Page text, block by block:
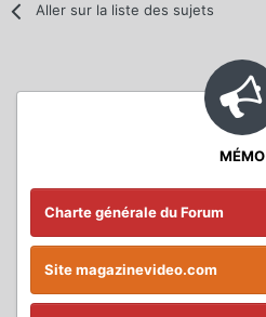
Aller sur la liste des sujets
MÉMO
Charte générale du Forum
Site magazinevideo.com